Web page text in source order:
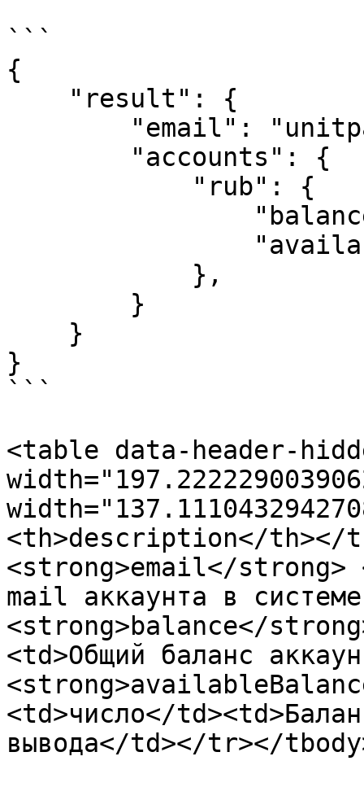
```
{
}
```
<table data-header-
<th>description</th></
<strong>email</
mail аккаунта в
<strong>balance</
<td>Общий баланс
<td>число</
вывода</td></tr></